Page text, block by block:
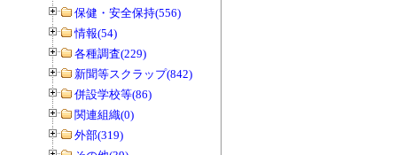
保健・安全保持(556)
情報(54)
各種調査(229)
新聞等スクラップ(842)
併設学校等(86)
関連組織(0)
外部(319)